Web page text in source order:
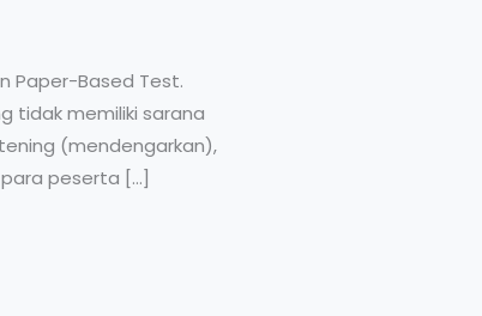
Paper-Based Test.
tidak memiliki sarana
(mendengarkan),
peserta […]